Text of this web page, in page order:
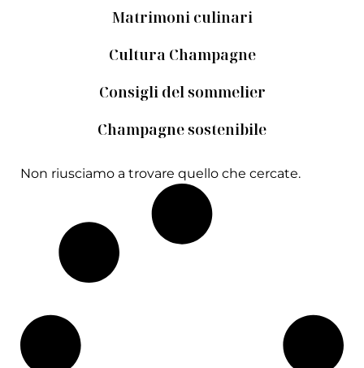
Matrimoni culinari
Cultura Champagne
Consigli del sommelier
Champagne sostenibile
Non riusciamo a trovare quello che cercate.